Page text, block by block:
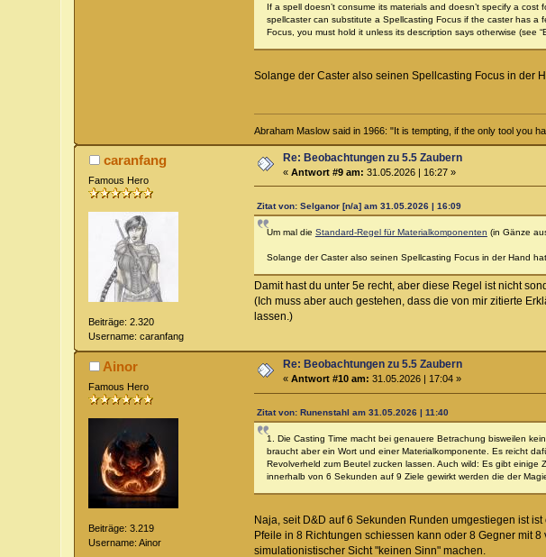
If a spell doesn’t consume its materials and doesn’t specify a
spellcaster can substitute a Spellcasting Focus if the caster has
Focus, you must hold it unless its description says otherwise (see
Solange der Caster also seinen Spellcasting Focus in der
Abraham Maslow said in 1966: "It is tempting, if the only tool you
caranfang
Famous Hero
Beiträge: 2.320
Username: caranfang
Re: Beobachtungen zu 5.5 Zaubern
«Antwort #9 am: 31.05.2026 | 16:27 »
Zitat von: Selganor [n/a] am 31.05.2026 | 16:09
Um mal die Standard-Regel für Materialkomponenten (in Gänze
Solange der Caster also seinen Spellcasting Focus in der Hand
Damit hast du unter 5e recht, aber diese Regel ist nicht
(Ich muss aber auch gestehen, dass die von mir zitierte
lassen.)
Ainor
Famous Hero
Beiträge: 3.219
Username: Ainor
Re: Beobachtungen zu 5.5 Zaubern
«Antwort #10 am: 31.05.2026 | 17:04 »
Zitat von: Runenstahl am 31.05.2026 | 11:40
1. Die Casting Time macht bei genauere Betrachung bisweilen
braucht aber ein Wort und einer Materialkomponente. Es reicht
Revolverheld zum Beutel zucken lassen. Auch wild: Es gibt
innerhalb von 6 Sekunden auf 9 Ziele gewirkt werden die der
Naja, seit D&D auf 6 Sekunden Runden umgestiegen ist
Pfeile in 8 Richtungen schiessen kann oder 8 Gegner mit
simulationistischer Sicht "keinen Sinn" machen.